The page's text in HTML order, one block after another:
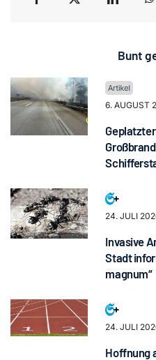
Bunt
6. AUGUST
24. JULI
Invasive
Stadt
magnum“
24. JULI
Hoffnung